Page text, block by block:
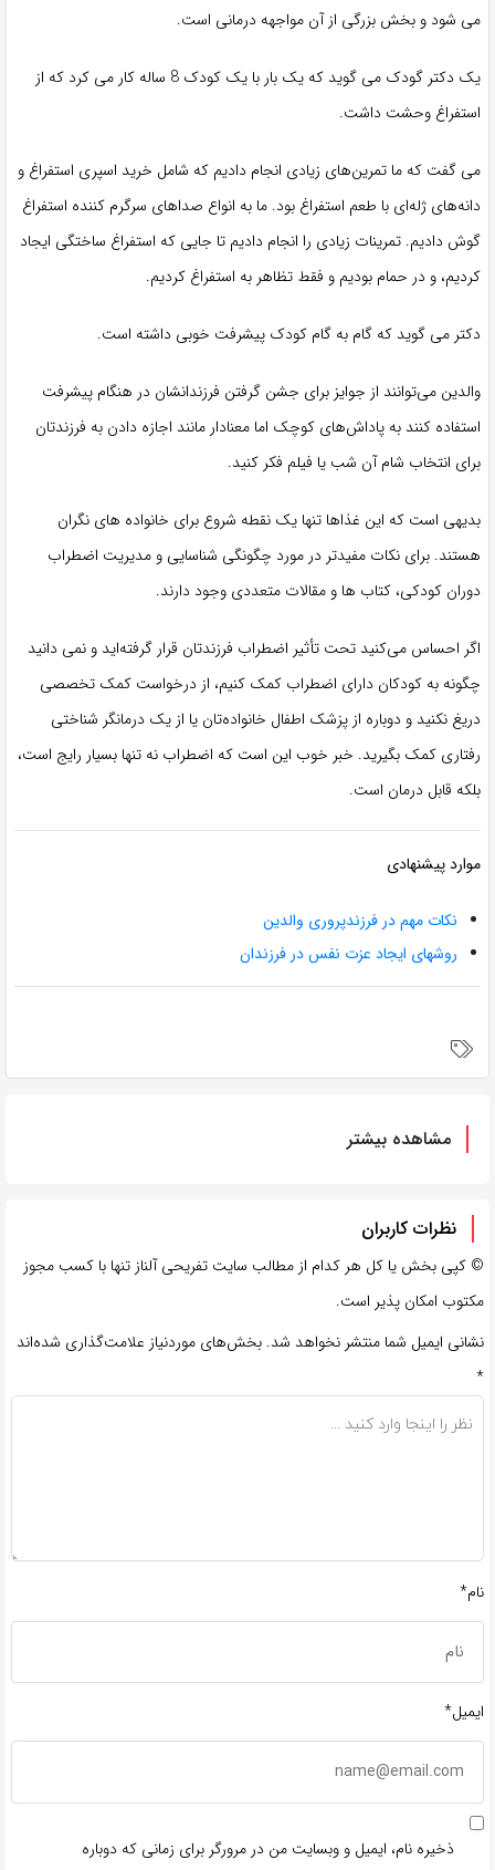
می شود و بخش بزرگی از آن مواجهه درمانی است.
یک دکتر گودک می گوید که یک بار با یک کودک 8 ساله کار می کرد که از
استفراغ وحشت داشت.
می گفت که ما تمرین‌های زیادی انجام دادیم که شامل خرید اسپری استفراغ و
دانه‌های ژله‌ای با طعم استفراغ بود. ما به انواع صداهای سرگرم کننده استفراغ
گوش دادیم. تمرینات زیادی را انجام دادیم تا جایی که استفراغ ساختگی ایجاد
کردیم، و در حمام بودیم و فقط تظاهر به استفراغ کردیم.
دکتر می گوید که گام به گام کودک پیشرفت خوبی داشته است.
والدین می‌توانند از جوایز برای جشن گرفتن فرزندانشان در هنگام پیشرفت
استفاده کنند به پاداش‌های کوچک اما معنادار مانند اجازه دادن به فرزندتان
برای انتخاب شام آن شب یا فیلم فکر کنید.
بدیهی است که این غذاها تنها یک نقطه شروع برای خانواده های نگران
هستند. برای نکات مفیدتر در مورد چگونگی شناسایی و مدیریت اضطراب
دوران کودکی، کتاب ها و مقالات متعددی وجود دارند.
اگر احساس می‌کنید تحت تأثیر اضطراب فرزندتان قرار گرفته‌اید و نمی دانید
چگونه به کودکان دارای اضطراب کمک کنیم، از درخواست کمک تخصصی
دریغ نکنید و دوباره از پزشک اطفال خانواده‌تان یا از یک درمانگر شناختی
رفتاری کمک بگیرید. خبر خوب این است که اضطراب نه تنها بسیار رایج است،
بلکه قابل درمان است.
موارد پیشنهادی
نکات مهم در فرزندپروری والدین
روشهای ایجاد عزت نفس در فرزندان
مشاهده بیشتر
نظرات کاربران
© کپی بخش یا کل هر کدام از مطالب سایت تفریحی آلناز تنها با کسب مجوز
مکتوب امکان پذیر است.
نشانی ایمیل شما منتشر نخواهد شد. بخش‌های موردنیاز علامت‌گذاری شده‌اند
*
نام*
ایمیل*
ذخیره نام، ایمیل و وبسایت من در مرورگر برای زمانی که دوباره